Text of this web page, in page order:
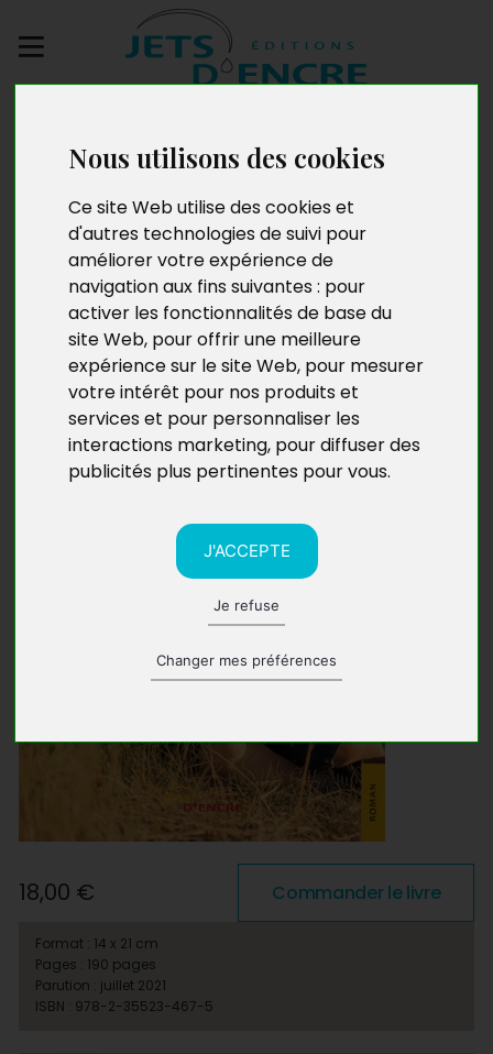
Nous utilisons des cookies
Ce site Web utilise des cookies et
d'autres technologies de suivi pour
améliorer votre expérience de
navigation aux fins suivantes : pour
activer les fonctionnalités de base du
site Web, pour offrir une meilleure
expérience sur le site Web, pour mesurer
votre intérêt pour nos produits et
services et pour personnaliser les
interactions marketing, pour diffuser des
publicités plus pertinentes pour vous.
J'ACCEPTE
Je refuse
Changer mes préférences
Un brin de Muguet
18,00 € Commander le livre
Format : 14 x 21 cm
Pages : 190 pages
Parution : juillet 2021
ISBN : 978-2-35523-467-5